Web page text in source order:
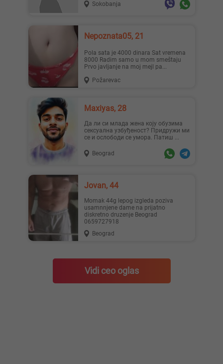
Sokobanja
Nepoznata05, 21
Pola sata je 4000 dinara Sat vremena
8000 Radim samo u mom smeštaju
Prvo javljanje na moj mejl pa...
Požarevac
Maxiyas, 28
Да ли си млада жена коју обузима
сексуална узбуђеност? Придружи ми
се и ослободи се умора. Патиш ...
Beograd
Jovan, 44
Momak 44g lepog izgleda poziva
usamnnjene dame na prijatno
diskretno druzenje Beograd
0659727918
Beograd
Vidi ceo oglas